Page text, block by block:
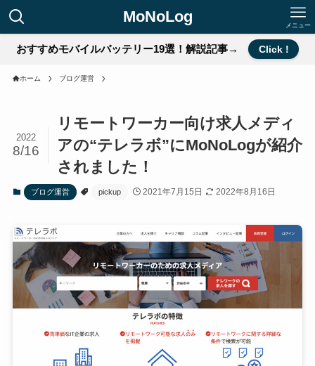
MoNoLog メニュー
おすすめモバイルバッテリー19選！解説記事→ Click !
ホーム ブログ運営
リモートワーカー向け求人メディ
アの“テレラボ”にMoNoLogが紹介
されました！
2022
8/16
ブログ運営 pickup 2021年7月15日 2022年8月16日